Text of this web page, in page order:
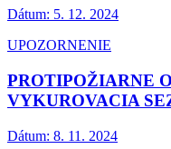
Dátum: 5. 12. 2024
UPOZORNENIE
PROTIPOŽIARNE
VYKUROVACIA
Dátum: 8. 11. 2024